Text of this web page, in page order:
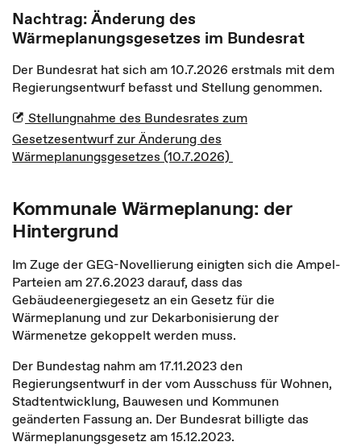
Nachtrag: Änderung des
Wärmeplanungsgesetzes im Bundesrat
Der Bundesrat hat sich am 10.7.2026 erstmals mit dem
Regierungsentwurf befasst und Stellung genommen.
Stellungnahme des Bundesrates zum
Gesetzesentwurf zur Änderung des
Wärmeplanungsgesetzes (10.7.2026)
Kommunale Wärmeplanung: der
Hintergrund
Im Zuge der GEG-Novellierung einigten sich die Ampel-
Parteien am 27.6.2023 darauf, dass das
Gebäudeenergiegesetz an ein Gesetz für die
Wärmeplanung und zur Dekarbonisierung der
Wärmenetze gekoppelt werden muss.
Der Bundestag nahm am 17.11.2023 den
Regierungsentwurf in der vom Ausschuss für Wohnen,
Stadtentwicklung, Bauwesen und Kommunen
geänderten Fassung an. Der Bundesrat billigte das
Wärmeplanungsgesetz am 15.12.2023.